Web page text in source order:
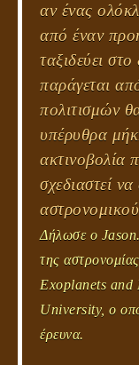
αν ένας
από έναν
ταξιδεύει
παράγεται
πολιτισμών
υπέρυθρα
ακτινοβολία
σχεδιαστεί
Δήλωσε ο
της
Exoplanets and
University, ο
έρευνα.